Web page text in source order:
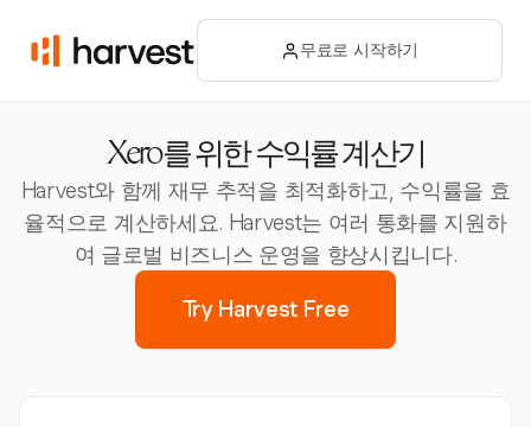
무료로 시작하기
Xero를 위한 수익률 계산기
Harvest와 함께 재무 추적을 최적화하고, 수익률을 효
율적으로 계산하세요. Harvest는 여러 통화를 지원하
여 글로벌 비즈니스 운영을 향상시킵니다.
Try Harvest Free